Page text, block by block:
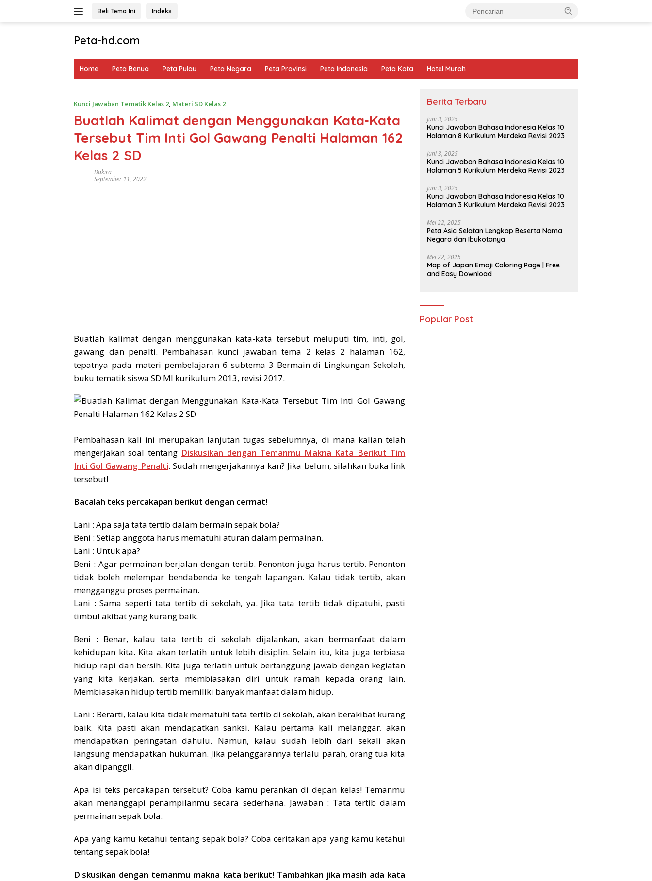
Beli Tema Ini Indeks
Peta-hd.com
Gambar
Home Peta Benua Peta Pulau Peta Negara Peta Provinsi Peta Indonesia Peta Kota Hotel Murah
Kunci Jawaban Tematik Kelas 2, Materi SD Kelas 2
Buatlah Kalimat dengan Menggunakan Kata-Kata
Tersebut Tim Inti Gol Gawang Penalti Halaman 162
Kelas 2 SD
Dakira
September 11, 2022
Buatlah kalimat dengan menggunakan kata-kata tersebut meluputi tim, inti, gol,
gawang dan penalti. Pembahasan kunci jawaban tema 2 kelas 2 halaman 162,
tepatnya pada materi pembelajaran 6 subtema 3 Bermain di Lingkungan Sekolah,
buku tematik siswa SD MI kurikulum 2013, revisi 2017.
Pembahasan kali ini merupakan lanjutan tugas sebelumnya, di mana kalian telah
mengerjakan soal tentang Diskusikan dengan Temanmu Makna Kata Berikut Tim
Inti Gol Gawang Penalti. Sudah mengerjakannya kan? Jika belum, silahkan buka link
tersebut!
Bacalah teks percakapan berikut dengan cermat!
Lani : Apa saja tata tertib dalam bermain sepak bola?
Beni : Setiap anggota harus mematuhi aturan dalam permainan.
Lani : Untuk apa?
Beni : Agar permainan berjalan dengan tertib. Penonton juga harus tertib. Penonton
tidak boleh melempar bendabenda ke tengah lapangan. Kalau tidak tertib, akan
mengganggu proses permainan.
Lani : Sama seperti tata tertib di sekolah, ya. Jika tata tertib tidak dipatuhi, pasti
timbul akibat yang kurang baik.
Beni : Benar, kalau tata tertib di sekolah dijalankan, akan bermanfaat dalam
kehidupan kita. Kita akan terlatih untuk lebih disiplin. Selain itu, kita juga terbiasa
hidup rapi dan bersih. Kita juga terlatih untuk bertanggung jawab dengan kegiatan
yang kita kerjakan, serta membiasakan diri untuk ramah kepada orang lain.
Membiasakan hidup tertib memiliki banyak manfaat dalam hidup.
Lani : Berarti, kalau kita tidak mematuhi tata tertib di sekolah, akan berakibat kurang
baik. Kita pasti akan mendapatkan sanksi. Kalau pertama kali melanggar, akan
mendapatkan peringatan dahulu. Namun, kalau sudah lebih dari sekali akan
langsung mendapatkan hukuman. Jika pelanggarannya terlalu parah, orang tua kita
akan dipanggil.
Apa isi teks percakapan tersebut? Coba kamu perankan di depan kelas! Temanmu
akan menanggapi penampilanmu secara sederhana. Jawaban : Tata tertib dalam
permainan sepak bola.
Apa yang kamu ketahui tentang sepak bola? Coba ceritakan apa yang kamu ketahui
tentang sepak bola!
Diskusikan dengan temanmu makna kata berikut! Tambahkan jika masih ada kata
Berita Terbaru
Juni 3, 2025
Kunci Jawaban Bahasa Indonesia Kelas 10
Halaman 8 Kurikulum Merdeka Revisi 2023
Juni 3, 2025
Kunci Jawaban Bahasa Indonesia Kelas 10
Halaman 5 Kurikulum Merdeka Revisi 2023
Juni 3, 2025
Kunci Jawaban Bahasa Indonesia Kelas 10
Halaman 3 Kurikulum Merdeka Revisi 2023
Mei 22, 2025
Peta Asia Selatan Lengkap Beserta Nama
Negara dan Ibukotanya
Mei 22, 2025
Map of Japan Emoji Coloring Page | Free
and Easy Download
Popular Post